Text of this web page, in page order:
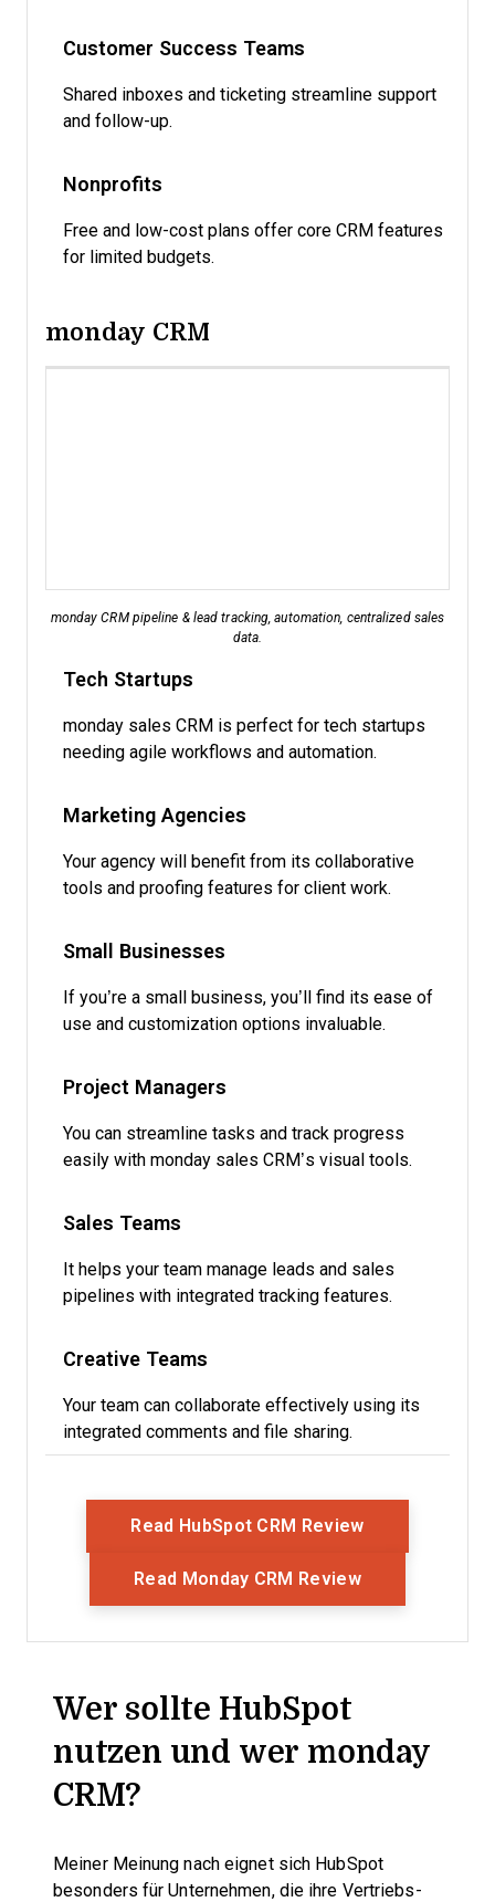
Customer Success Teams
Shared inboxes and ticketing streamline support
and follow-up.
Nonprofits
Free and low-cost plans offer core CRM features
for limited budgets.
monday CRM
monday CRM pipeline & lead tracking, automation, centralized sales
data.
Tech Startups
monday sales CRM is perfect for tech startups
needing agile workflows and automation.
Marketing Agencies
Your agency will benefit from its collaborative
tools and proofing features for client work.
Small Businesses
If you’re a small business, you’ll find its ease of
use and customization options invaluable.
Project Managers
You can streamline tasks and track progress
easily with monday sales CRM’s visual tools.
Sales Teams
It helps your team manage leads and sales
pipelines with integrated tracking features.
Creative Teams
Your team can collaborate effectively using its
integrated comments and file sharing.
Read HubSpot CRM ReviewOpens New
Read Monday CRM ReviewOpens New
Wer sollte HubSpot
nutzen und wer monday
CRM?
Meiner Meinung nach eignet sich HubSpot
besonders für Unternehmen, die ihre Vertriebs-